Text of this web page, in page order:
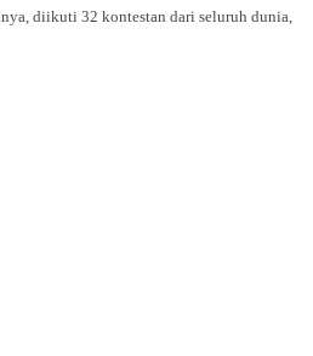
diikuti 32 kontestan dari seluruh dunia,